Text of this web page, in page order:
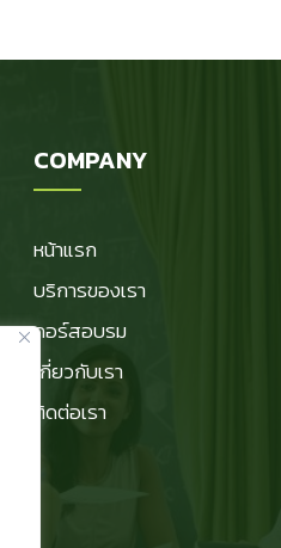
COMPANY
หน้าแรก
บริการของเรา
คอร์สอบรม
เกี่ยวกับเรา
ติดต่อเรา